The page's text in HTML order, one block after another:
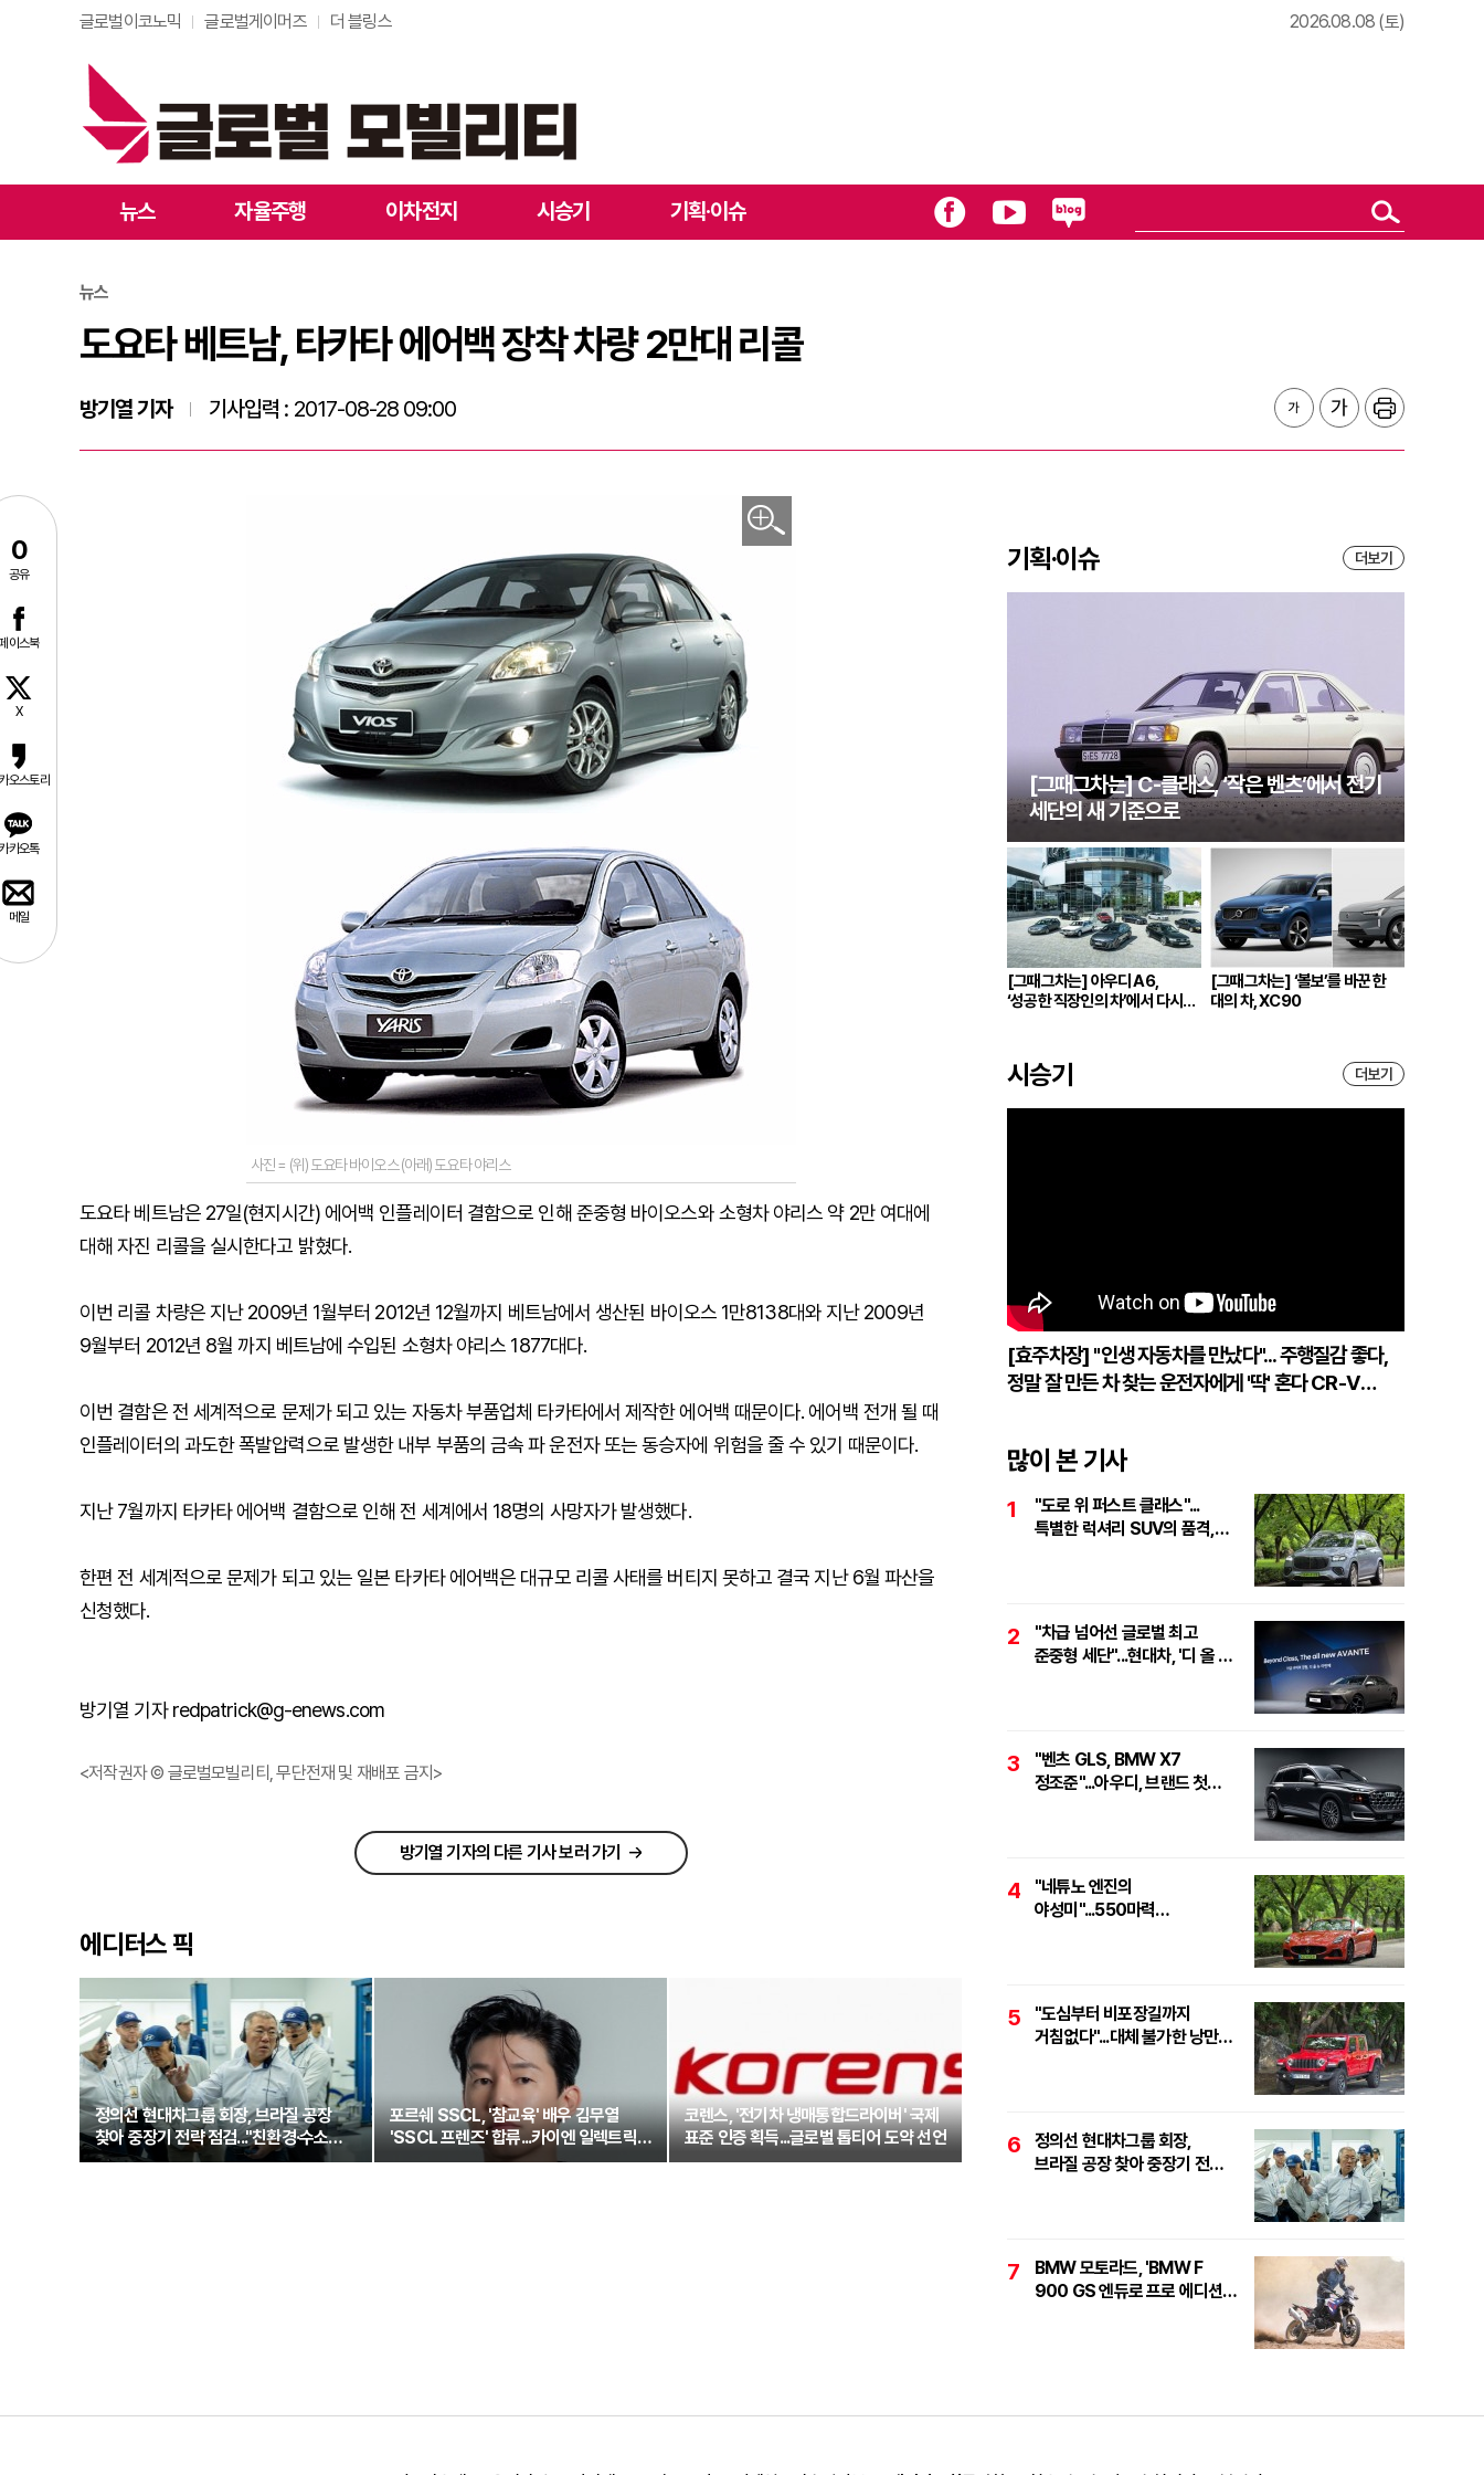
글로벌이코노믹 글로벌게이머즈 더 블링스 2026.08.08 (토)
뉴스 자율주행 이차전지 시승기 기획·이슈
도요타 베트남, 타카타 에어백 장착 차량 2만대 리콜
0
공유
이스북
X
오스토리
카오톡
메일
뉴스
도요타 베트남, 타카타 에어백 장착 차량 2만대 리콜
방기열 기자 기사입력 : 2017-08-28 09:00
사진 = (위) 도요타 바이오스 (아래) 도요타 야리스
도요타 베트남은 27일(현지시간) 에어백 인플레이터 결함으로 인해 준중형 바이오스와 소형차 야리스 약 2만 여대에
대해 자진 리콜을 실시한다고 밝혔다.
이번 리콜 차량은 지난 2009년 1월부터 2012년 12월까지 베트남에서 생산된 바이오스 1만8138대와 지난 2009년
9월부터 2012년 8월 까지 베트남에 수입된 소형차 야리스 1877대다.
이번 결함은 전 세계적으로 문제가 되고 있는 자동차 부품업체 타카타에서 제작한 에어백 때문이다. 에어백 전개 될 때
인플레이터의 과도한 폭발압력으로 발생한 내부 부품의 금속 파 운전자 또는 동승자에 위험을 줄 수 있기 때문이다.
지난 7월까지 타카타 에어백 결함으로 인해 전 세계에서 18명의 사망자가 발생했다.
한편 전 세계적으로 문제가 되고 있는 일본 타카타 에어백은 대규모 리콜 사태를 버티지 못하고 결국 지난 6월 파산을
신청했다.
방기열 기자 redpatrick@g-enews.com
<저작권자 © 글로벌모빌리티, 무단전재 및 재배포 금지>
방기열 기자의 다른 기사 보러 가기
에디터스 픽
정의선 현대차그룹 회장, 브라질 공장
찾아 중장기 전략 점검..."친환경·수소로
정면돌파"
포르쉐 SSCL, '참교육' 배우 김무열
'SSCL 프렌즈' 합류...카이엔 일렉트릭과
새로운 여정
코렌스, '전기차 냉매통합드라이버' 국제
표준 인증 획득...글로벌 톱티어 도약 선언
기획·이슈 더보기
[그때그차는] C-클래스, ‘작은 벤츠’에서 전기
세단의 새 기준으로
[그때그차는] 아우디 A6,
‘성공한 직장인의 차’에서 다시
[그때그차는] ‘볼보’를 바꾼 한
대의 차, XC90
시승기 더보기
[효주차장] "인생 자동차를 만났다"... 주행질감 좋다,
정말 잘 만든 차 찾는 운전자에게 '딱' 혼다 CR-V
많이 본 기사
1
"도로 위 퍼스트 클래스"...
특별한 럭셔리 SUV의 품격,
2
"차급 넘어선 글로벌 최고
준중형 세단"...현대차, '디 올 뉴
3
"벤츠 GLS, BMW X7
정조준"...아우디, 브랜드 첫
4
"네튜노 엔진의
야성미"...550마력
5
"도심부터 비포장길까지
거침없다"...대체 불가한 낭만
6
정의선 현대차그룹 회장,
브라질 공장 찾아 중장기 전략
7
BMW 모토라드, 'BMW F
900 GS 엔듀로 프로 에디션'